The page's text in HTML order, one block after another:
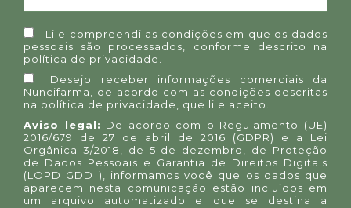
Li e compreendi as condições em que os dados
pessoais são processados, conforme descrito na
política de privacidade
Desejo receber informações comerciais da
Nuncifarma, de acordo com as condições descritas
na política de privacidade
, que li e aceito.
Aviso legal: De acordo com o Regulamento (UE)
2016/679 de 27 de abril de 2016 (GDPR) e a Lei
Orgânica 3/2018, de 5 de dezembro, de Proteção
de Dados Pessoais e Garantia de Direitos Digitais
(LOPD GDD ), informamos você que os dados que
aparecem nesta comunicação estão incluídos em
um arquivo automatizado e que se destina a